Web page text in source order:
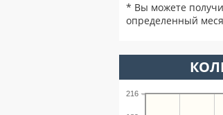
* Вы можете
определенный
216